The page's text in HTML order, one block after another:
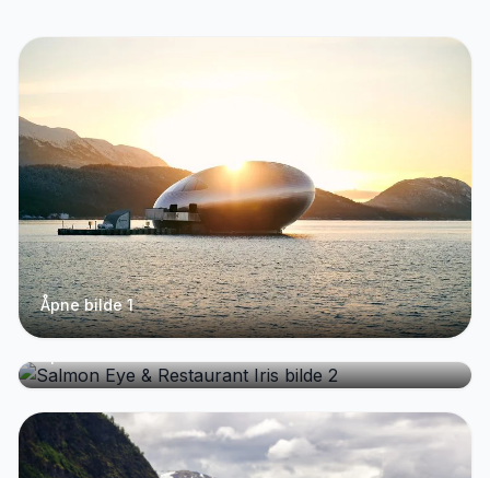
Åpne bilde 1